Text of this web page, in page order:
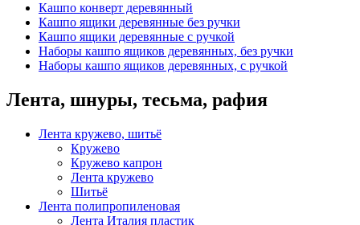
Кашпо конверт деревянный
Кашпо ящики деревянные без ручки
Кашпо ящики деревянные с ручкой
Наборы кашпо ящиков деревянных, без ручки
Наборы кашпо ящиков деревянных, с ручкой
Лента, шнуры, тесьма, рафия
Лента кружево, шитьё
Кружево
Кружево капрон
Лента кружево
Шитьё
Лента полипропиленовая
Лента Италия пластик